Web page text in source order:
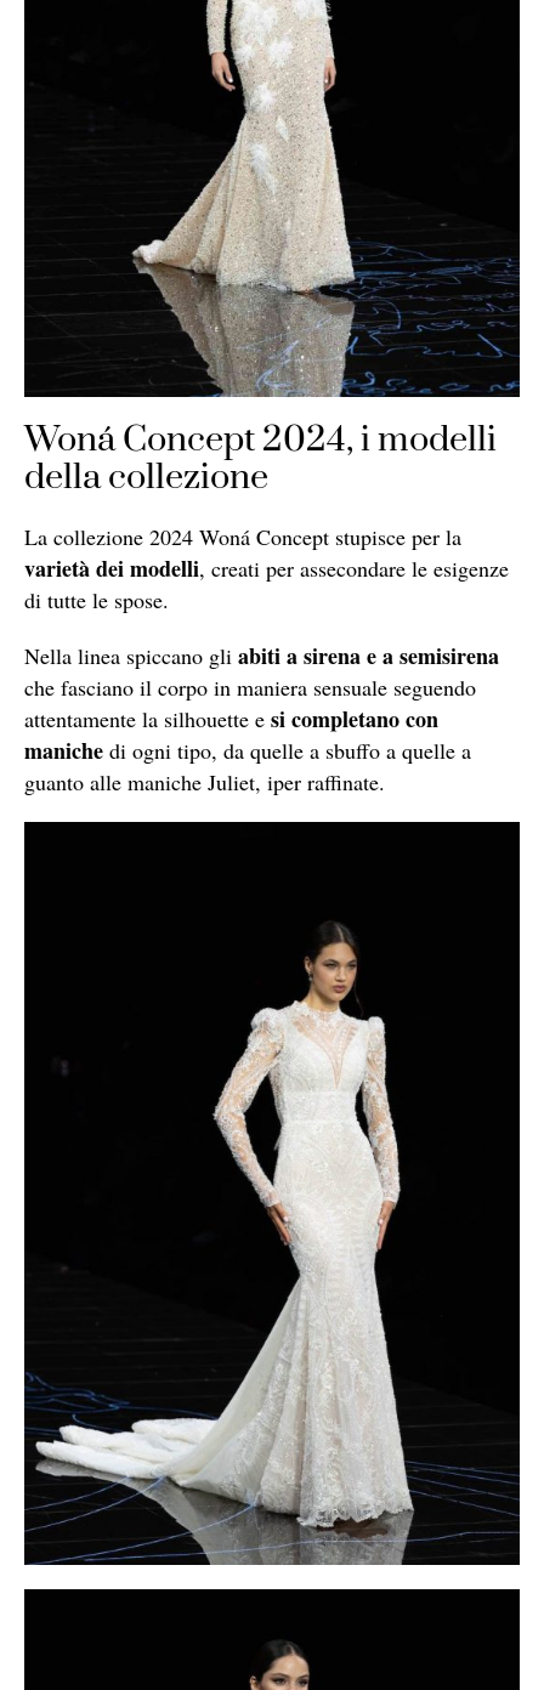
Woná Concept 2024, i modelli
della collezione
La collezione 2024 Woná Concept stupisce per la
varietà dei modelli, creati per assecondare le esigenze
di tutte le spose.
Nella linea spiccano gli abiti a sirena e a semisirena
che fasciano il corpo in maniera sensuale seguendo
attentamente la silhouette e si completano con
maniche di ogni tipo, da quelle a sbuffo a quelle a
guanto alle maniche Juliet, iper raffinate.